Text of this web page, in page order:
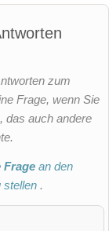
zum
Frage, wenn Sie
das auch andere
Frage an den
stellen .